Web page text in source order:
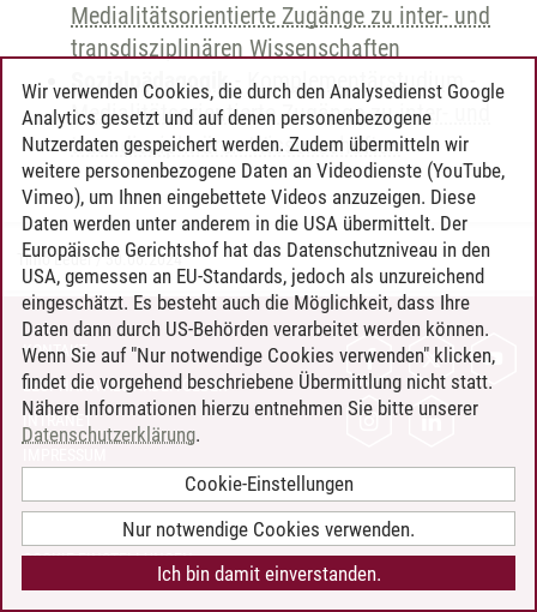
Medialitätsorientierte Zugänge zu inter- und
transdisziplinären Wissenschaften
Sozialpädagogik- Komplementärstudium-
Medialitätsorientierte Zugänge zu inter- und
transdisziplinären Wissenschaften
Timo Leder/30.06.2024
KONTAKT
LEUPHANA ALS ARBEITGEBER
INTRANET
BARRIEREFREIHEIT
COOKIE-EINSTELLUNGEN
Wir verwenden Cookies, die durch den Analysedienst Google
Analytics gesetzt und auf denen personenbezogene
Nutzerdaten gespeichert werden. Zudem übermitteln wir
weitere personenbezogene Daten an Videodienste (YouTube,
Vimeo), um Ihnen eingebettete Videos anzuzeigen. Diese
Daten werden unter anderem in die USA übermittelt. Der
Europäische Gerichtshof hat das Datenschutzniveau in den
USA, gemessen an EU-Standards, jedoch als unzureichend
eingeschätzt. Es besteht auch die Möglichkeit, dass Ihre
Daten dann durch US-Behörden verarbeitet werden können.
Wenn Sie auf "Nur notwendige Cookies verwenden" klicken,
findet die vorgehend beschriebene Übermittlung nicht statt.
Nähere Informationen hierzu entnehmen Sie bitte unserer
Datenschutzerklärung.
Cookie-Einstellungen
Nur notwendige Cookies verwenden.
Ich bin damit einverstanden.